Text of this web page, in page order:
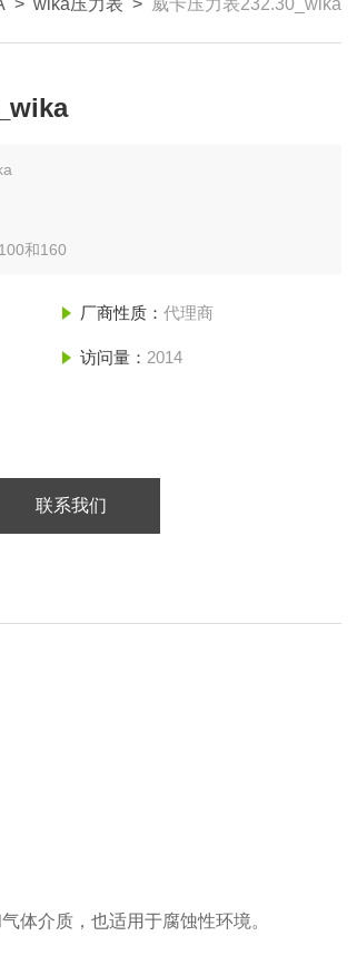
> wika压力表 > 威卡压力表232.30_wika
和160
厂商性质： 代理商
访问量： 2014
联系我们
体介质，也适用于腐蚀性环境。